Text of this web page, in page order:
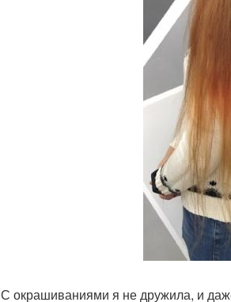
С окрашиваниями я не дружила, и